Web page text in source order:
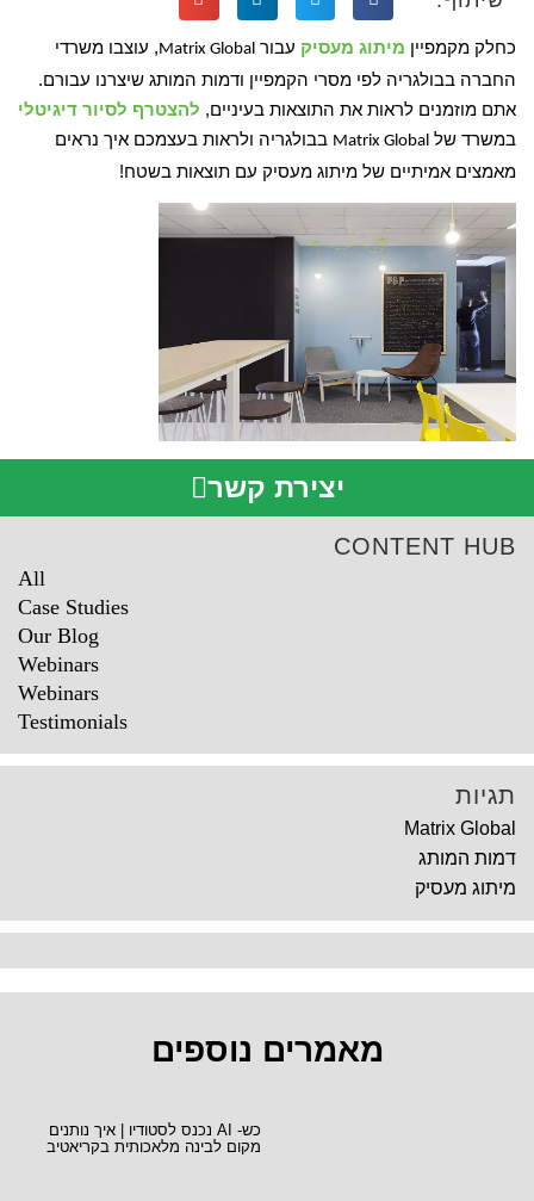
כחלק מקמפיין מיתוג מעסיק עבור Matrix Global, עוצבו משרדי
החברה בבולגריה לפי מסרי הקמפיין ודמות המותג שיצרנו עבורם.
אתם מוזמנים לראות את התוצאות בעיניים, להצטרף לסיור דיגיטלי
במשרד של Matrix Global בבולגריה ולראות בעצמכם איך נראים
מאמצים אמיתיים של מיתוג מעסיק עם תוצאות בשטח!
יצירת קשר
CONTENT HUB
All
Case Studies
Our Blog
Webinars
Webinars
Testimonials
תגיות
Matrix Global
דמות המותג
מיתוג מעסיק
מאמרים נוספים
כש- AI נכנס לסטודיו | איך נותנים
מקום לבינה מלאכותית בקריאטיב